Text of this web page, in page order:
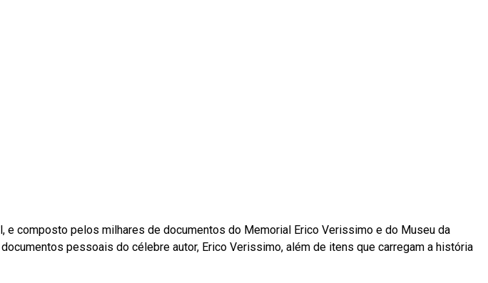
composto pelos milhares de documentos do Memorial Erico Verissimo e do Museu da
pessoais do célebre autor, Erico Verissimo, além de itens que carregam a história